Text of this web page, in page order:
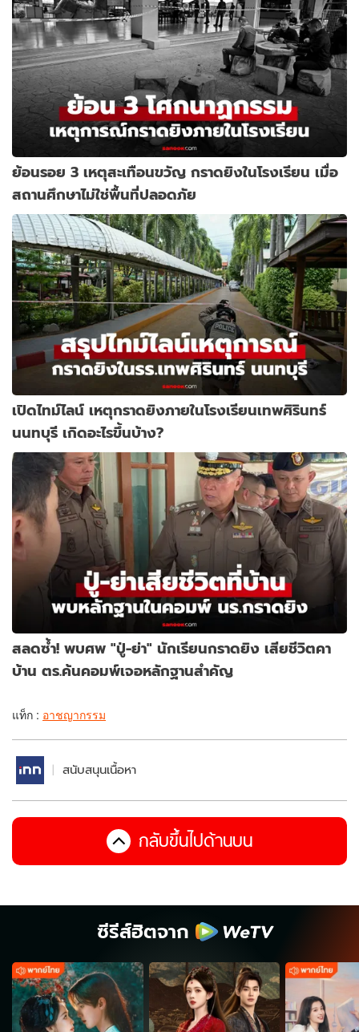
ย้อนรอย 3 เหตุสะเทือนขวัญ กราดยิงในโรงเรียน เมื่อ
สถานศึกษาไม่ใช่พื้นที่ปลอดภัย
เปิดไทม์ไลน์ เหตุกราดยิงภายในโรงเรียนเทพศิรินทร์
นนทบุรี เกิดอะไรขึ้นบ้าง?
สลดซ้ำ! พบศพ "ปู่-ย่า" นักเรียนกราดยิง เสียชีวิตคา
บ้าน ตร.ค้นคอมพ์เจอหลักฐานสำคัญ
แท็ก : อาชญากรรม
สนับสนุนเนื้อหา
กลับขึ้นไปด้านบน
ซีรีส์ฮิตจาก